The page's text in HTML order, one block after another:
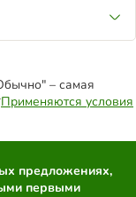
– самая
Применяются условия
предложениях,
первыми